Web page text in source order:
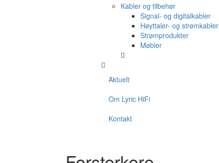
Kabler og tilbehør
Signal- og digitalkabler
Høyttaler- og strømkabler
Strømprodukter
Møbler
Aktuelt
Om Lyric HiFi
Kontakt